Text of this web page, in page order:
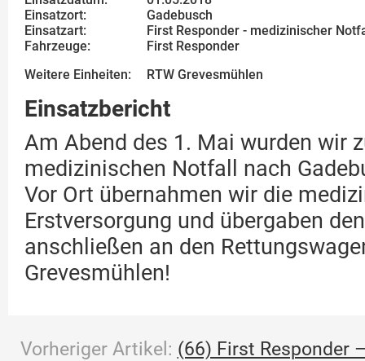
Einsatzort:
Gadebusch
Einsatzart:
First Responder - medizinischer
Fahrzeuge:
First Responder
Weitere Einheiten:
RTW Grevesmühlen
Einsatzbericht
Am Abend des 1. Mai wurden wir
medizinischen Notfall nach
Vor Ort übernahmen wir die
Erstversorgung und übergaben
anschließen an den
Grevesmühlen!
Vorheriger Artikel: (66) First Responder